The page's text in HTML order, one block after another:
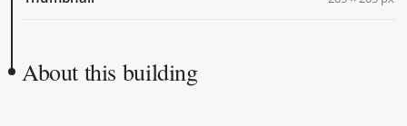
About this building